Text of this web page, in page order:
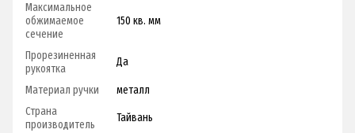
Максимальное
обжимаемое
сечение
150 кв. мм
Прорезиненная
рукоятка
Да
Материал ручки
металл
Страна
производитель
Тайвань